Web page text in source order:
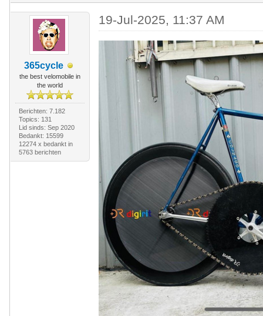
365cycle
the best velomobile in
the world
Berichten: 7.182
Topics: 131
Lid sinds: Sep 2020
Bedankt: 15599
12274 x bedankt in
5763 berichten
19-Jul-2025, 11:37 AM